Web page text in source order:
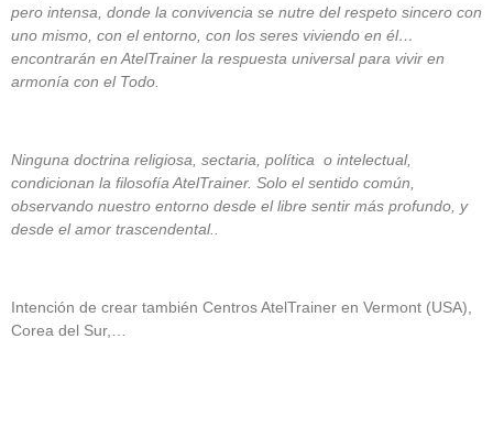
pero intensa, donde la convivencia se nutre del respeto sincero con
uno mismo, con el entorno, con los seres viviendo en él…
encontrarán en AtelTrainer la respuesta universal para vivir en
armonía con el Todo.
Ninguna doctrina religiosa, sectaria, política o intelectual,
condicionan la filosofía AtelTrainer. Solo el sentido común,
observando nuestro entorno desde el libre sentir más profundo, y
desde el amor trascendental..
Intención de crear también Centros AtelTrainer en Vermont (USA),
Corea del Sur,…